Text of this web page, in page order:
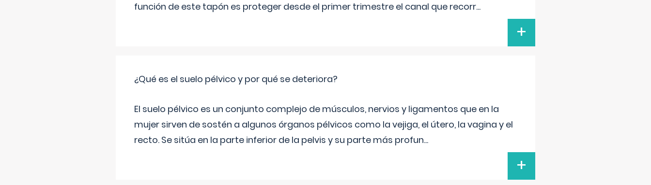
función de este tapón es proteger desde el primer trimestre el canal que recorr...
+
¿Qué es el suelo pélvico y por qué se deteriora?
El suelo pélvico es un conjunto complejo de músculos, nervios y ligamentos que en la
mujer sirven de sostén a algunos órganos pélvicos como la vejiga, el útero, la vagina y el
recto. Se sitúa en la parte inferior de la pelvis y su parte más profun...
+